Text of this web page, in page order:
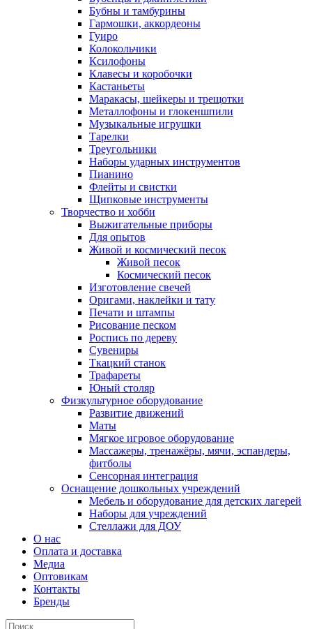
Бубны и тамбурины
Гармошки, аккордеоны
Гуиро
Колокольчики
Ксилофоны
Клавесы и коробочки
Кастаньеты
Маракасы, шейкеры и трещотки
Металлофоны и глокеншпили
Музыкальные игрушки
Тарелки
Треугольники
Наборы ударных инструментов
Пианино
Флейты и свистки
Щипковые инструменты
Творчество и хобби
Выжигательные приборы
Для опытов
Живой и космический песок
Живой песок
Космический песок
Изготовление свечей
Оригами, наклейки и тату
Печати и штампы
Рисование песком
Роспись по дереву
Сувениры
Ткацкий станок
Трафареты
Юный столяр
Физкультурное оборудование
Развитие движений
Маты
Мягкое игровое оборудование
Массажеры, тренажёры, мячи, эспандеры,
фитболы
Сенсорная интеграция
Оснащение дошкольных учреждений
Мебель и оборудование для детских лагерей
Наборы для учреждений
Стеллажи для ДОУ
О нас
Оплата и доставка
Медиа
Оптовикам
Контакты
Бренды